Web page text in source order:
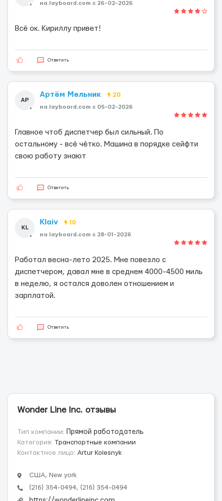
на layboard.com c 26-02-2026
Всё ок. Кириллу привет!
Ответить
АР
Артём Мельник 20
на layboard.com c 05-02-2026
Главное чтоб диспетчер был сильный. По
остальному - всё чётко. Машина в порядке сейфти
свою работу знают
Ответить
KL
Klaiv 10
на layboard.com c 28-01-2026
Работал весна-лето 2025. Мне повезло с
диспетчером, давал мне в среднем 4000-4500 миль
в неделю, я остался доволен отношением и
зарплатой.
Ответить
Wonder Line Inc. отзывы
Тип компании:
Прямой работодатель
Категория: Транспортные компании
Контактное лицо: Artur Kolesnyk
США, New york
(216) 354-0494, (216) 354-0494